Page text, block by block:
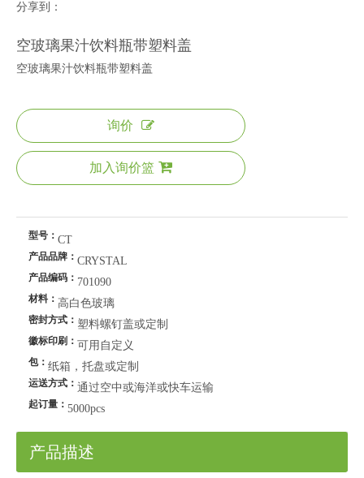
分享到：
空玻璃果汁饮料瓶带塑料盖
空玻璃果汁饮料瓶带塑料盖
询价
加入询价篮
型号： CT
产品品牌： CRYSTAL
产品编码： 701090
材料： 高白色玻璃
密封方式： 塑料螺钉盖或定制
徽标印刷： 可用自定义
包： 纸箱，托盘或定制
运送方式： 通过空中或海洋或快车运输
起订量： 5000pcs
产品描述